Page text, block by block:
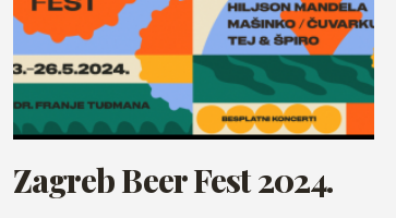
Zagreb Beer Fest 2024.